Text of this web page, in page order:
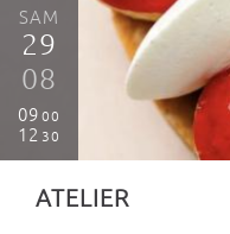
SAM
29
08
09 00
12 30
ATELIER